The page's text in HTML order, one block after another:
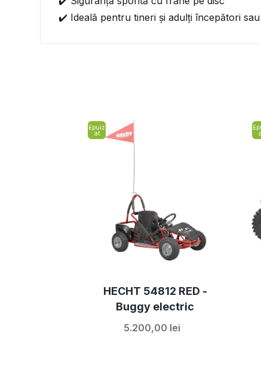
✔️ Ideală pentru tineri și adulți începători
Epuiz
at
HECHT 54812 RED -
Buggy electric
5.200,00 lei